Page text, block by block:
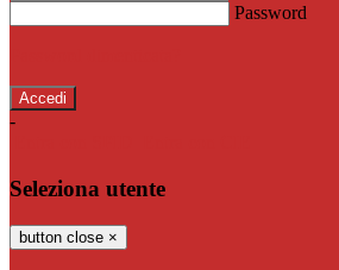
Password
-
Seleziona utente
button close ×